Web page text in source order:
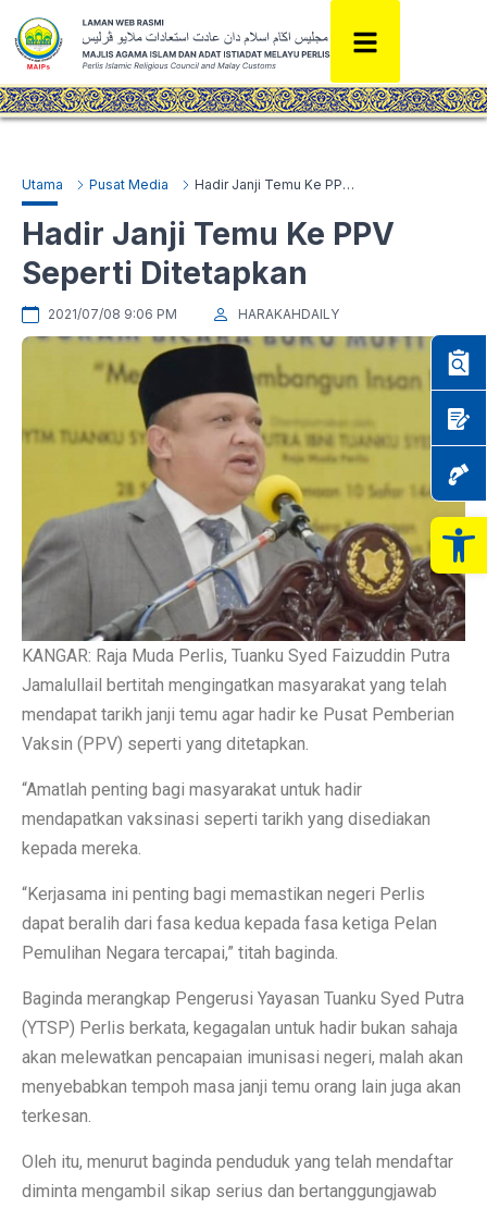
Utama Pusat Media Hadir Janji Temu Ke PPV Seperti Ditetapkan
Hadir Janji Temu Ke PPV
Seperti Ditetapkan
2021/07/08 9:06 PM HARAKAHDAILY
KANGAR: Raja Muda Perlis, Tuanku Syed Faizuddin Putra
Jamalullail bertitah mengingatkan masyarakat yang telah
mendapat tarikh janji temu agar hadir ke Pusat Pemberian
Vaksin (PPV) seperti yang ditetapkan.
“Amatlah penting bagi masyarakat untuk hadir
mendapatkan vaksinasi seperti tarikh yang disediakan
kepada mereka.
“Kerjasama ini penting bagi memastikan negeri Perlis
dapat beralih dari fasa kedua kepada fasa ketiga Pelan
Pemulihan Negara tercapai,” titah baginda.
Baginda merangkap Pengerusi Yayasan Tuanku Syed Putra
(YTSP) Perlis berkata, kegagalan untuk hadir bukan sahaja
akan melewatkan pencapaian imunisasi negeri, malah akan
menyebabkan tempoh masa janji temu orang lain juga akan
terkesan.
Oleh itu, menurut baginda penduduk yang telah mendaftar
diminta mengambil sikap serius dan bertanggungjawab